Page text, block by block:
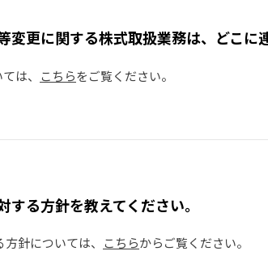
変更に関する株式取扱業務は、どこに
は、 こちらをご覧ください。
する方針を教えてください。
針については、 こちらからご覧ください。